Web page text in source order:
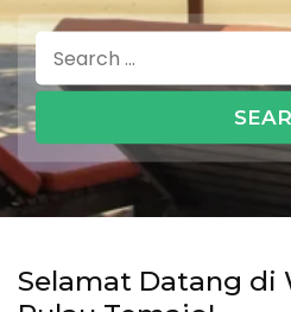
Search
for:
Selamat Datang di